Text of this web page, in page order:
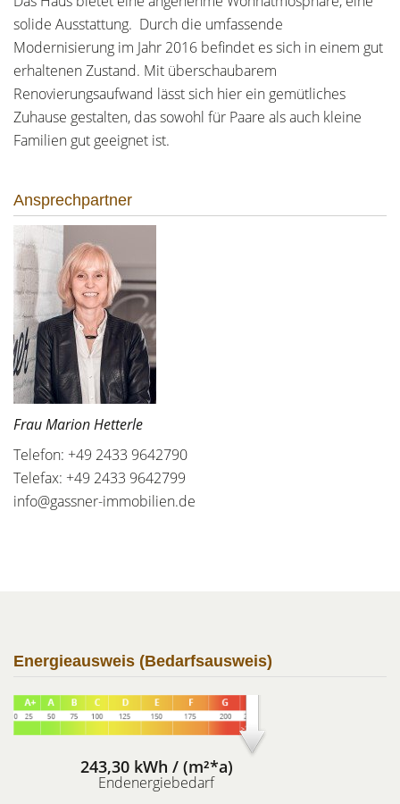
solide Ausstattung. Durch die umfassende
Modernisierung im Jahr 2016 befindet es sich in einem gut
erhaltenen Zustand. Mit überschaubarem
Renovierungsaufwand lässt sich hier ein gemütliches
Zuhause gestalten, das sowohl für Paare als auch kleine
Familien gut geeignet ist.
Ansprechpartner
Frau Marion Hetterle
Telefon: +49 2433 9642790
Telefax: +49 2433 9642799
info@gassner-immobilien.de
Energieausweis (Bedarfsausweis)
243,30 kWh / (m²*a)
Endenergiebedarf